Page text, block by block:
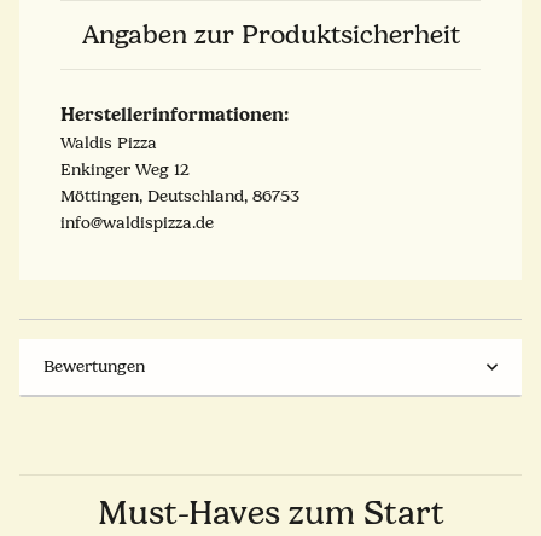
Angaben zur Produktsicherheit
Herstellerinformationen:
Waldis Pizza
Enkinger Weg 12
Möttingen, Deutschland, 86753
info@waldispizza.de
Bewertungen
Must-Haves zum Start